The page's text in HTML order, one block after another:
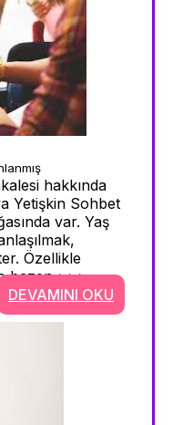
hakkında
Yetişkin Sohbet
var. Yaş
Özellikle
bazen >>>
DEVAMINI OKU